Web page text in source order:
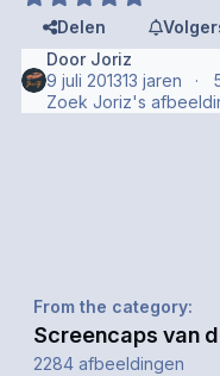
Delen
Door Joriz
9 juli 201313 jaren
Zoek Joriz's
From the category:
Screencaps van
2284 afbeeldingen